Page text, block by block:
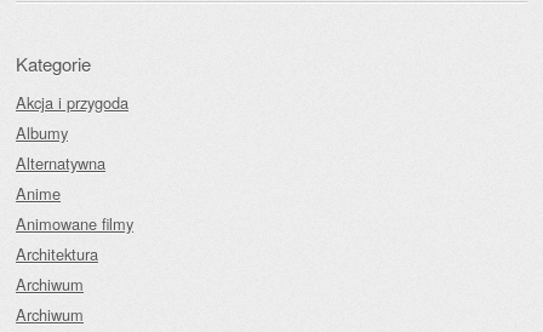
Kategorie
Akcja i przygoda
Albumy
Alternatywna
Anime
Animowane filmy
Architektura
Archiwum
Archiwum